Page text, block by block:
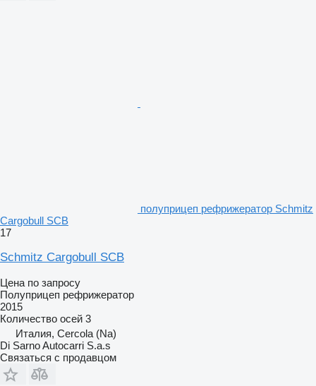
полуприцеп рефрижератор Schmitz
Cargobull SCB
17
Schmitz Cargobull SCB
Цена по запросу
Полуприцеп рефрижератор
2015
Количество осей 3
Италия, Cercola (Na)
Di Sarno Autocarri S.a.s
Связаться с продавцом